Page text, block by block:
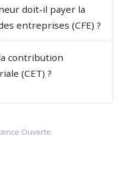
doit-il payer la
entreprises (CFE) ?
contribution
(CET) ?
Ouverte.